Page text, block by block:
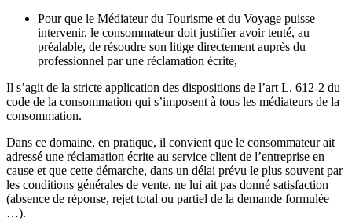
Pour que le Médiateur du Tourisme et du Voyage puisse
intervenir, le consommateur doit justifier avoir tenté, au
préalable, de résoudre son litige directement auprès du
professionnel par une réclamation écrite,
Il s’agit de la stricte application des dispositions de l’art L. 612-2 du
code de la consommation qui s’imposent à tous les médiateurs de la
consommation.
Dans ce domaine, en pratique, il convient que le consommateur ait
adressé une réclamation écrite au service client de l’entreprise en
cause et que cette démarche, dans un délai prévu le plus souvent par
les conditions générales de vente, ne lui ait pas donné satisfaction
(absence de réponse, rejet total ou partiel de la demande formulée
…).